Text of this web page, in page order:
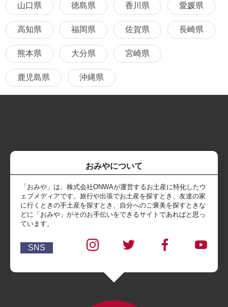
山口県 徳島県 香川県 愛媛県
高知県 福岡県 佐賀県 長崎県
熊本県 大分県 宮崎県
鹿児島県 沖縄県
おみやについて
「おみや」は、株式会社ONWAが運営するお土産に特化したウ
ェブメディアです。旅行や出張でお土産を探すとき、友達の家
に行くときの手土産を探すとき、自分へのご褒美を探すときな
どに「おみや」がそのお手伝いをできるサイトであればと思っ
ています。
SNS